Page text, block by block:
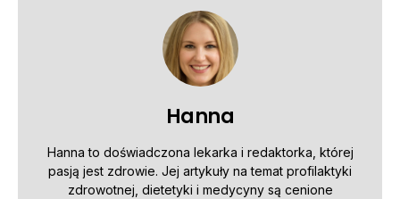
Hanna
Hanna to doświadczona lekarka i redaktorka, której
pasją jest zdrowie. Jej artykuły na temat profilaktyki
zdrowotnej, dietetyki i medycyny są cenione